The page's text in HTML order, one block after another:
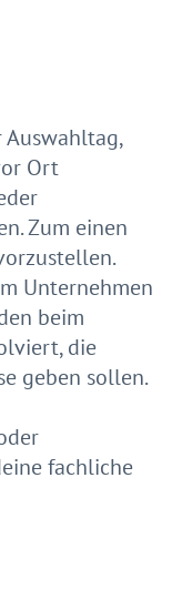
Ort
Zum einen
Unternehmen
beim
die
geben sollen.
fachliche